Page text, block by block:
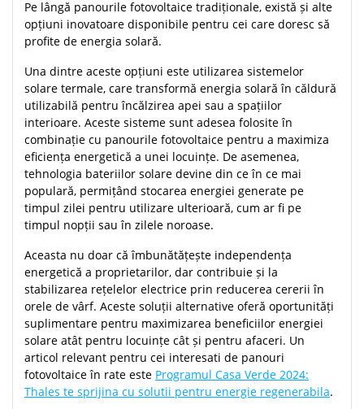
Pe lângă panourile fotovoltaice tradiționale, există și alte
opțiuni inovatoare disponibile pentru cei care doresc să
profite de energia solară.
Una dintre aceste opțiuni este utilizarea sistemelor
solare termale, care transformă energia solară în căldură
utilizabilă pentru încălzirea apei sau a spațiilor
interioare. Aceste sisteme sunt adesea folosite în
combinație cu panourile fotovoltaice pentru a maximiza
eficiența energetică a unei locuințe. De asemenea,
tehnologia bateriilor solare devine din ce în ce mai
populară, permițând stocarea energiei generate pe
timpul zilei pentru utilizare ulterioară, cum ar fi pe
timpul nopții sau în zilele noroase.
Aceasta nu doar că îmbunătățește independența
energetică a proprietarilor, dar contribuie și la
stabilizarea rețelelor electrice prin reducerea cererii în
orele de vârf. Aceste soluții alternative oferă oportunități
suplimentare pentru maximizarea beneficiilor energiei
solare atât pentru locuințe cât și pentru afaceri. Un
articol relevant pentru cei interesati de panouri
fotovoltaice în rate este Programul Casa Verde 2024:
Thales te sprijina cu solutii pentru energie regenerabila.